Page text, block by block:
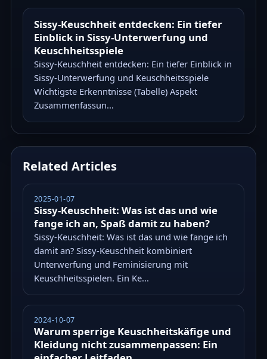
Sissy-Keuschheit entdecken: Ein tiefer
Einblick in Sissy-Unterwerfung und
Keuschheitsspiele
Sissy-Keuschheit entdecken: Ein tiefer Einblick in
Sissy-Unterwerfung und Keuschheitsspiele
Wichtigste Erkenntnisse (Tabelle) Aspekt
Zusammenfassun...
Related Articles
2025-01-07
Sissy-Keuschheit: Was ist das und wie
fange ich an, Spaß damit zu haben?
Sissy-Keuschheit: Was ist das und wie fange ich
damit an? Sissy-Keuschheit kombiniert
Unterwerfung und Feminisierung mit
Keuschheitsspielen. Ein Ke...
2024-10-07
Warum sperrige Keuschheitskäfige und
Kleidung nicht zusammenpassen: Ein